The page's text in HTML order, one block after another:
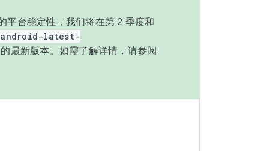
平台稳定性，我们将在第 2 季度和
android-latest-
最新版本。如需了解详情，请参阅